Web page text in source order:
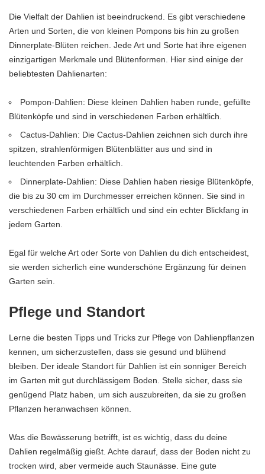
Die Vielfalt der Dahlien ist beeindruckend. Es gibt verschiedene
Arten und Sorten, die von kleinen Pompons bis hin zu großen
Dinnerplate-Blüten reichen. Jede Art und Sorte hat ihre eigenen
einzigartigen Merkmale und Blütenformen. Hier sind einige der
beliebtesten Dahlienarten:
Pompon-Dahlien: Diese kleinen Dahlien haben runde, gefüllte
Blütenköpfe und sind in verschiedenen Farben erhältlich.
Cactus-Dahlien: Die Cactus-Dahlien zeichnen sich durch ihre
spitzen, strahlenförmigen Blütenblätter aus und sind in
leuchtenden Farben erhältlich.
Dinnerplate-Dahlien: Diese Dahlien haben riesige Blütenköpfe,
die bis zu 30 cm im Durchmesser erreichen können. Sie sind in
verschiedenen Farben erhältlich und sind ein echter Blickfang in
jedem Garten.
Egal für welche Art oder Sorte von Dahlien du dich entscheidest,
sie werden sicherlich eine wunderschöne Ergänzung für deinen
Garten sein.
Pflege und Standort
Lerne die besten Tipps und Tricks zur Pflege von Dahlienpflanzen
kennen, um sicherzustellen, dass sie gesund und blühend
bleiben. Der ideale Standort für Dahlien ist ein sonniger Bereich
im Garten mit gut durchlässigem Boden. Stelle sicher, dass sie
genügend Platz haben, um sich auszubreiten, da sie zu großen
Pflanzen heranwachsen können.
Was die Bewässerung betrifft, ist es wichtig, dass du deine
Dahlien regelmäßig gießt. Achte darauf, dass der Boden nicht zu
trocken wird, aber vermeide auch Staunässe. Eine gute